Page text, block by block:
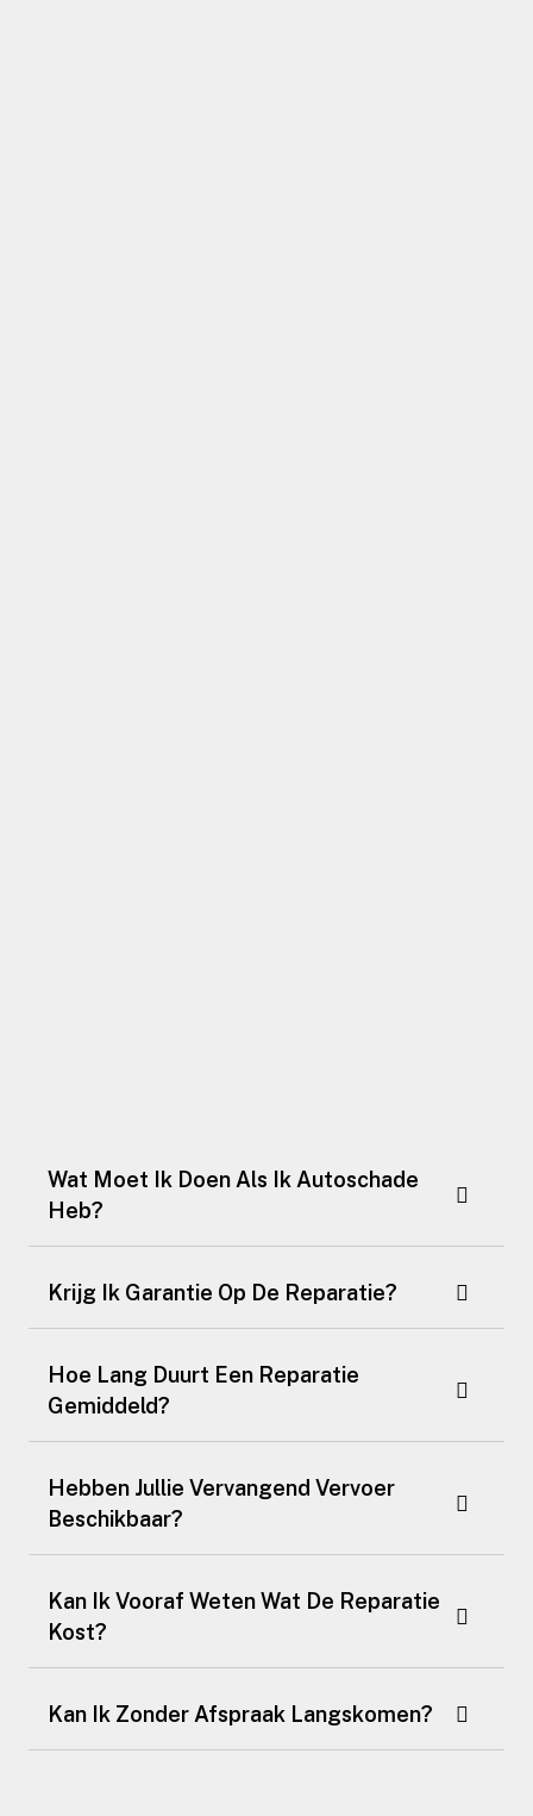
Wat Moet Ik Doen Als Ik Autoschade
Heb?
Krijg Ik Garantie Op De Reparatie?
Hoe Lang Duurt Een Reparatie
Gemiddeld?
Hebben Jullie Vervangend Vervoer
Beschikbaar?
Kan Ik Vooraf Weten Wat De Reparatie
Kost?
Kan Ik Zonder Afspraak Langskomen?